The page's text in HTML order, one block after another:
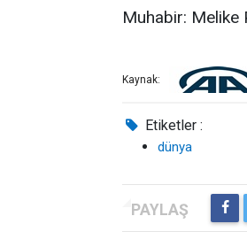
Muhabir: Melike
Kaynak:
Etiketler :
dünya